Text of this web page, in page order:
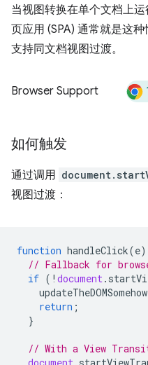
当视图转换在单个文档上
页应用 (SPA) 通常就是这
支持同文档视图过渡。
Browser Support
如何触发
通过调用
视图过渡：
function handleClick(e)
// Fallback for
if ( ! document.
updateTheDOMSomehow
return ;
}
// With a View